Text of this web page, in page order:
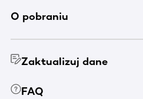
O pobraniu
Zaktualizuj dane
FAQ